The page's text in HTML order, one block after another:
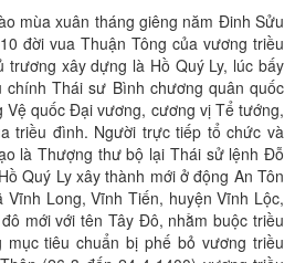
mùa xuân tháng giêng năm Đinh Sửu
đời vua Thuận Tông của vương triều
trương xây dựng là Hồ Quý Ly, lúc bấy
Thái sư Bình chương quân quốc
Vệ quốc Đại vương, cương vị Tể tướng,
triều đình. Người trực tiếp tổ chức và
là Thượng thư bộ lại Thái sử lệnh Đỗ
Quý Ly xây thành mới ở động An Tôn
Vĩnh Long, Vĩnh Tiến, huyện Vĩnh Lộc,
mới với tên Tây Đô, nhằm buộc triều
tiêu chuẩn bị phế bỏ vương triều